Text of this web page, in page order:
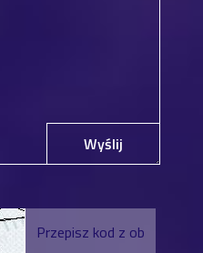
Wyślij